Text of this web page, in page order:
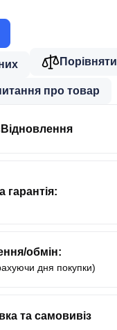
Порівняти
про товар
гарантія:
обмін:
дня покупки)
та самовивіз